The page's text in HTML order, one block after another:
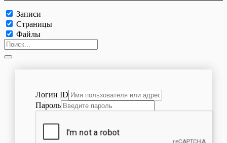
Записи
Страницы
Файлы
Логин ID
Пароль